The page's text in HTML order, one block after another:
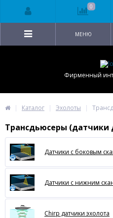
Фирменный
МЕНЮ
Каталог Эхолоты
Трансдьюсеры (датчики
Датчики с боковым
Датчики с нижним
Chirp датчики эхолота
0